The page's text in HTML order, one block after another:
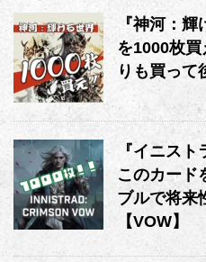
『神河：
を1000枚
りも買って
『イニス
このカード
ブルで将来
【VOW】